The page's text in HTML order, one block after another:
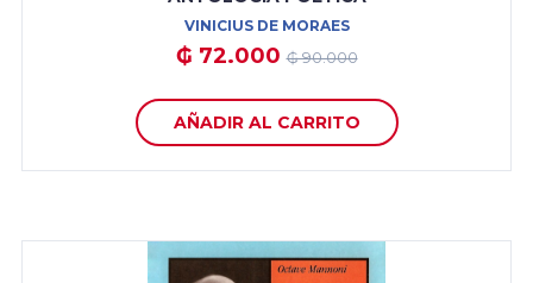
VINICIUS DE MORAES
₲ 72.000₲ 90.000
AÑADIR AL CARRITO